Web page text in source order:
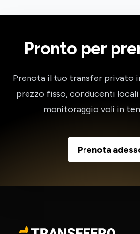
Pronto per
Prenota il tuo transfer privato
prezzo fisso, conducenti
monitoraggio voli in
Prenota